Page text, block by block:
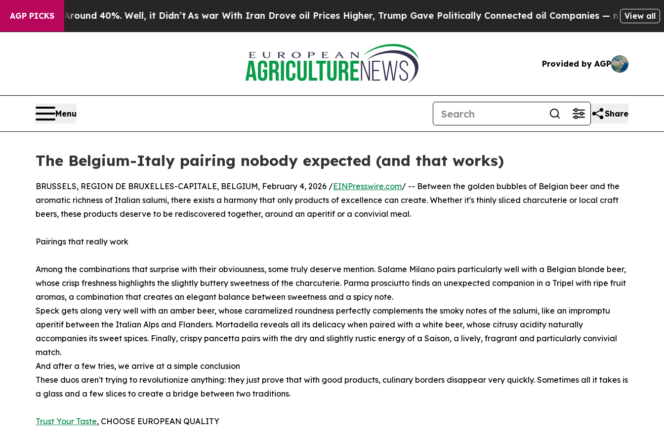
AGP PICKS
Around 40%. Well, it Didn’t As war With Iran Drove oil Prices Higher, Trump Gave Politically Connected oil Companies — not Taxpayers —
View all
Provided by AGP
Menu Share
The Belgium-Italy pairing nobody expected (and that works)
BRUSSELS, REGION DE BRUXELLES-CAPITALE, BELGIUM, February 4, 2026 /EINPresswire.com/ -- Between the golden bubbles of Belgian beer and the
aromatic richness of Italian salumi, there exists a harmony that only products of excellence can create. Whether it's thinly sliced charcuterie or local craft
beers, these products deserve to be rediscovered together, around an aperitif or a convivial meal.
Pairings that really work
Among the combinations that surprise with their obviousness, some truly deserve mention. Salame Milano pairs particularly well with a Belgian blonde beer,
whose crisp freshness highlights the slightly buttery sweetness of the charcuterie. Parma prosciutto finds an unexpected companion in a Tripel with ripe fruit
aromas, a combination that creates an elegant balance between sweetness and a spicy note.
Speck gets along very well with an amber beer, whose caramelized roundness perfectly complements the smoky notes of the salumi, like an impromptu
aperitif between the Italian Alps and Flanders. Mortadella reveals all its delicacy when paired with a white beer, whose citrusy acidity naturally
accompanies its sweet spices. Finally, crispy pancetta pairs with the dry and slightly rustic energy of a Saison, a lively, fragrant and particularly convivial
match.
And after a few tries, we arrive at a simple conclusion
These duos aren't trying to revolutionize anything: they just prove that with good products, culinary borders disappear very quickly. Sometimes all it takes is
a glass and a few slices to create a bridge between two traditions.
Trust Your Taste, CHOOSE EUROPEAN QUALITY